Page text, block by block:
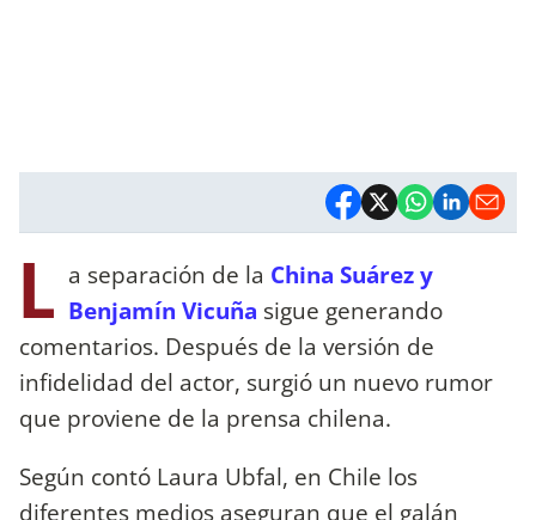
L a separación de la China Suárez y
Benjamín Vicuña sigue generando
comentarios. Después de la versión de
infidelidad del actor, surgió un nuevo rumor
que proviene de la prensa chilena.
Según contó Laura Ubfal, en Chile los
diferentes medios aseguran que el galán